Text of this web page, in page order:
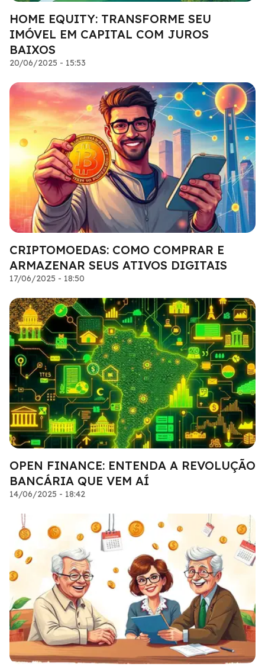
HOME EQUITY: TRANSFORME SEU
IMÓVEL EM CAPITAL COM JUROS
BAIXOS
20/06/2025 - 15:53
CRIPTOMOEDAS: COMO COMPRAR E
ARMAZENAR SEUS ATIVOS DIGITAIS
17/06/2025 - 18:50
OPEN FINANCE: ENTENDA A REVOLUÇÃO
BANCÁRIA QUE VEM AÍ
14/06/2025 - 18:42